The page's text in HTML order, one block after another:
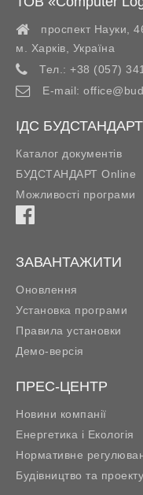
проспект Науки,
м. Харків
Україна
Тел.: +38 (057)
E-mail:
ІДС БУДСТАНДАРТ
Каталог документів
БУДСТАНДАРТ Online
Можливості програми
ЗАВАНТАЖИТИ
Оновлення
Установка програми
Правила установки
Демо-версія
ПРЕС-ЦЕНТР
Новини компанії
Енергетика і Екологія
Нормативне
Будівництво та